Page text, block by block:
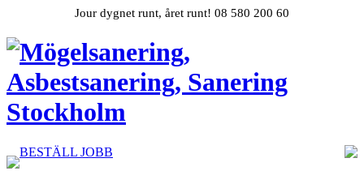
Jour dygnet runt, året runt! 08 580 200 60
BESTÄLL JOBB